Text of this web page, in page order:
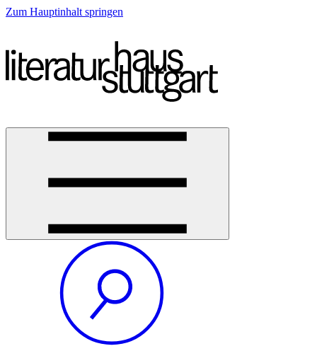
Zum Hauptinhalt springen